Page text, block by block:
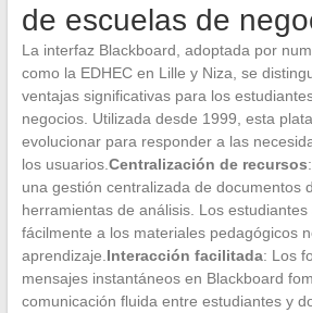
de escuelas de
La interfaz Blackboard, adoptada por
como la EDHEC en Lille y Niza, se
ventajas significativas para los
negocios. Utilizada desde 1999, esta
evolucionar para responder a las
los usuarios. Centralización de recursos
una gestión centralizada de documentos
herramientas de análisis. Los
fácilmente a los materiales pedagógicos
aprendizaje. Interacción facilitada: Los
mensajes instantáneos en Blackboard
comunicación fluida entre estudiantes y